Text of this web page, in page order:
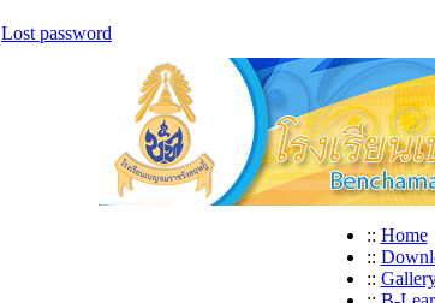
Lost password
:: Home
::
::